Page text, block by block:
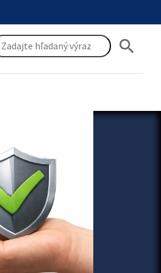
search